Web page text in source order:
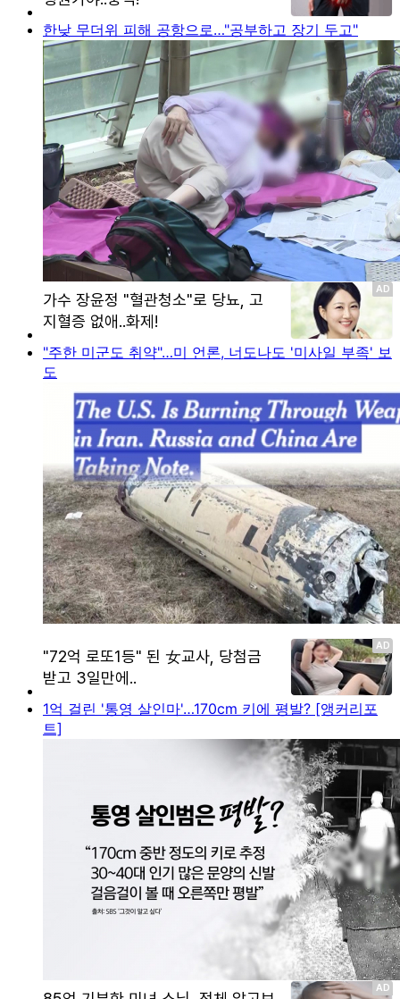
한낮 무더위 피해 공항으로…"공부하고 장기 두고"
"주한 미군도 취약"…미 언론, 너도나도 '미사일 부족' 보
도
1억 걸린 '통영 살인마'…170cm 키에 평발? [앵커리포
트]